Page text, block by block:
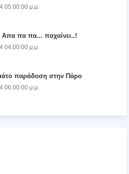
05:00:00 μ.μ.
πα πα... παχαίνει..!
04:00:00 μ.μ.
παράδοση στην Πάρο
06:00:00 μ.μ.